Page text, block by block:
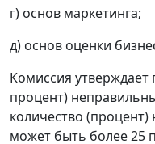
г) основ маркетинга;
д) основ оценки
Комиссия утверждает
процент)
количество
может быть более 25